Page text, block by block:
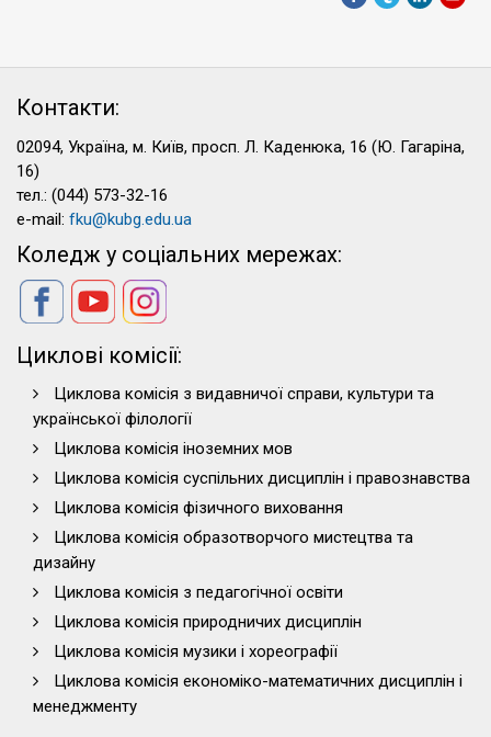
Контакти:
02094, Україна, м. Київ, просп. Л. Каденюка, 16 (Ю. Гагаріна,
16)
тел.: (044) 573-32-16
e-mail: fku@kubg.edu.ua
Коледж у соціальних мережах:
Циклові комісії:
Циклова комісія з видавничої справи, культури та
української філології
Циклова комісія іноземних мов
Циклова комісія суспільних дисциплін і правознавства
Циклова комісія фізичного виховання
Циклова комісія образотворчого мистецтва та
дизайну
Циклова комісія з педагогічної освіти
Циклова комісія природничих дисциплін
Циклова комісія музики і хореографії
Циклова комісія економіко-математичних дисциплін і
менеджменту